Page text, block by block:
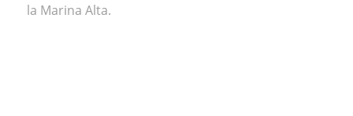
la Marina Alta.